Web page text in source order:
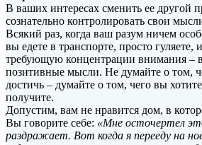
В ваших интересах сменить ее другой
сознательно контролировать свои
Всякий раз, когда ваш разум ничем
вы едете в транспорте, просто гуляете,
требующую концентрации внимания –
позитивные мысли. Не думайте о том,
достичь – думайте о том, чего вы
получите.
Допустим, вам не нравится дом, в
Вы говорите себе: «Мне осточертел
раздражает. Вот когда я перееду на